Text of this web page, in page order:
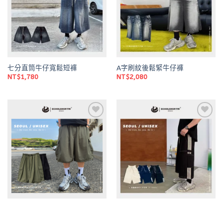
七分直筒牛仔寬鬆短褲
NT$1,780
A字刷紋後鬆緊牛仔褲
NT$2,080
Add to
wishlist
Add to
wishlist